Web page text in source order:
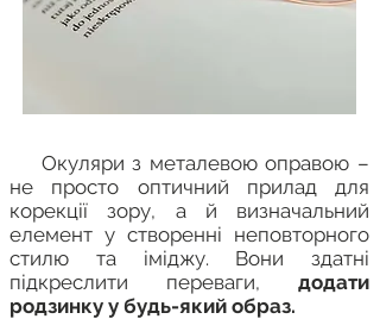
Окуляри з металевою оправою –
не просто оптичний прилад для
корекції зору, а й визначальний
елемент у створенні неповторного
стилю та іміджу. Вони здатні
підкреслити переваги, додати
родзинку у будь-який образ.